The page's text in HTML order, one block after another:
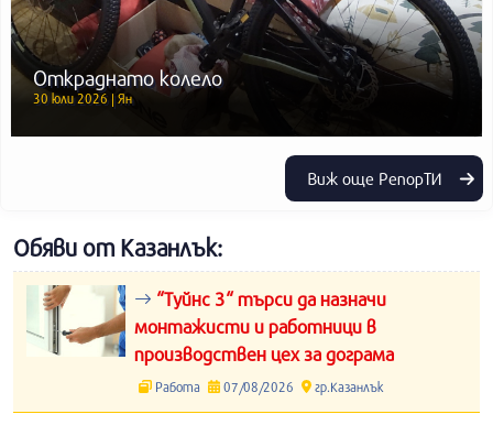
Откраднато колело
30 юли 2026 | Ян
Виж още РепорТИ
Обяви от Казанлък:
“Туйнс 3“ търси да назначи
монтажисти и работници в
производствен цех за дограма
Работа 07/08/2026 гр.Казанлък